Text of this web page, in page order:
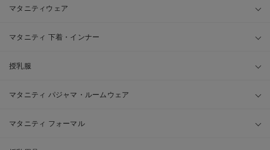
マタニティウェア
マタニティ 下着・インナー
授乳服
マタニティ パジャマ・ルームウェア
マタニティ フォーマル